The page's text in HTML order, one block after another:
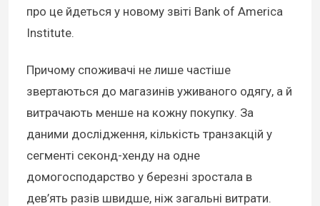
про це йдеться у новому звіті Bank of America
Institute.
Причому споживачі не лише частіше
звертаються до магазинів уживаного одягу, а й
витрачають менше на кожну покупку. За
даними дослідження, кількість транзакцій у
сегменті секонд-хенду на одне
домогосподарство у березні зростала в
дев’ять разів швидше, ніж загальні витрати.